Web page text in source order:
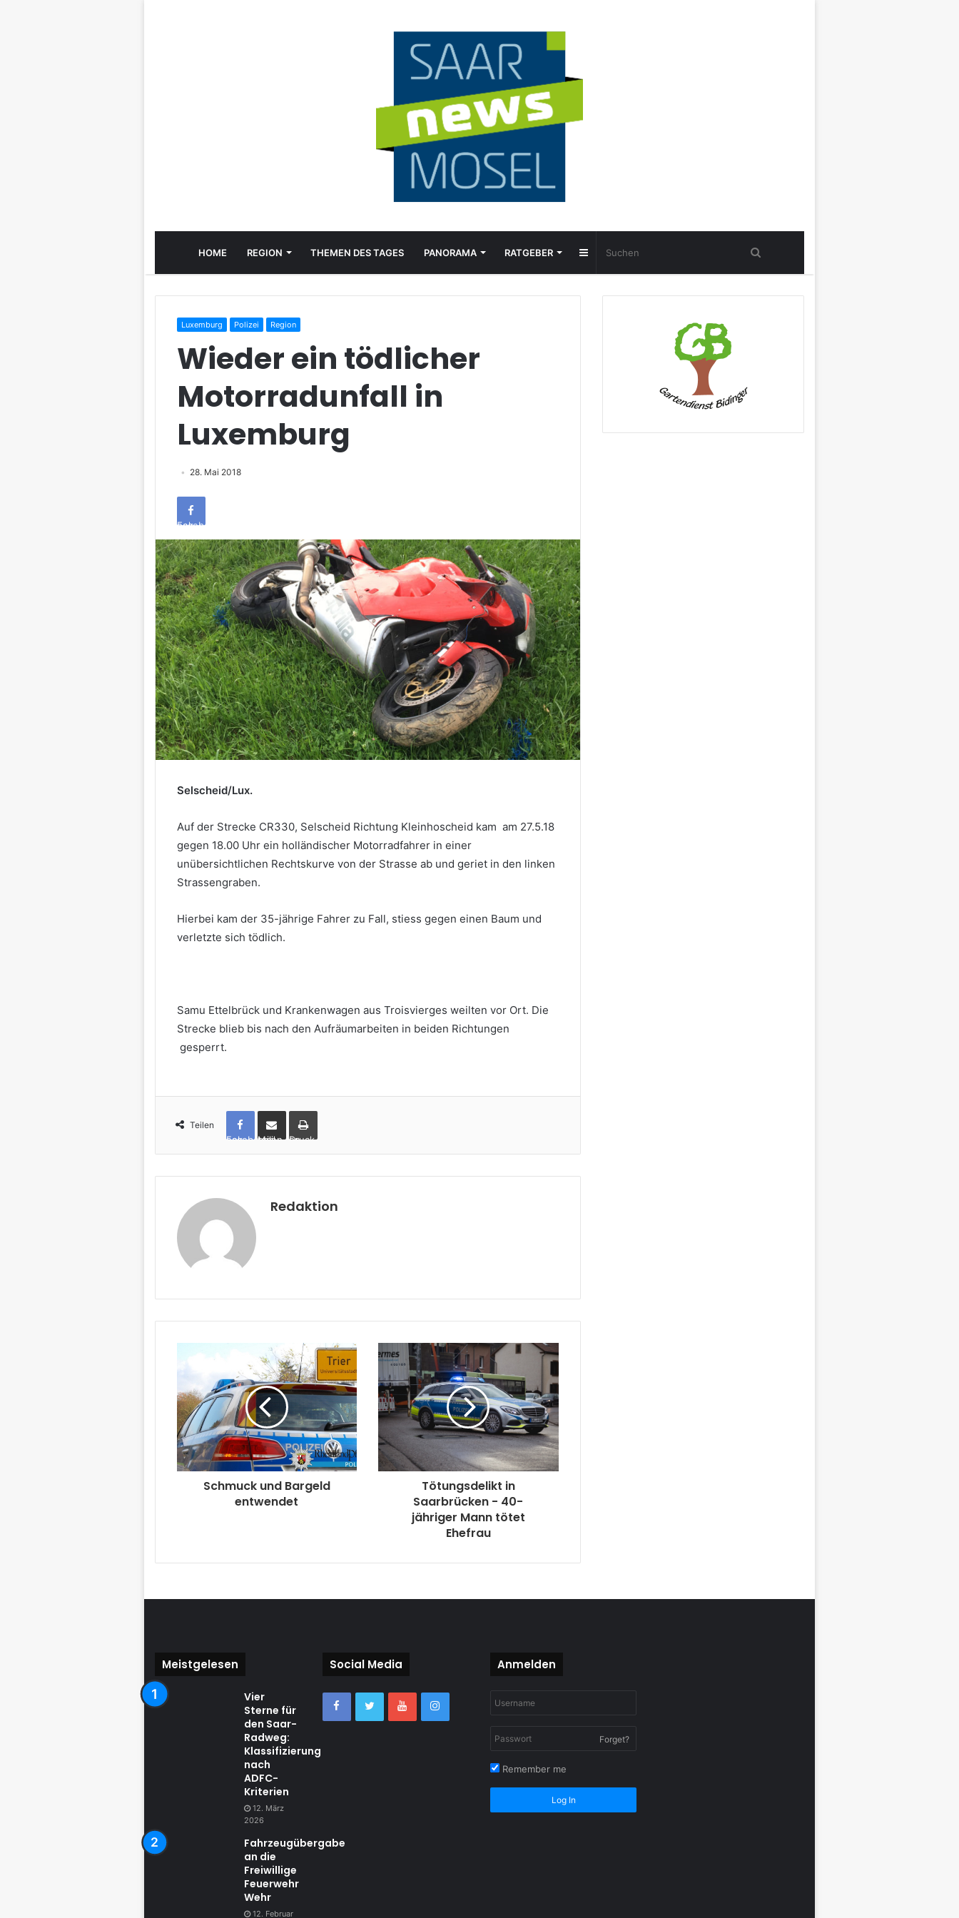
HOME REGION THEMEN DES TAGES PANORAMA RATGEBER Sidebar
Luxemburg Polizei Region
Wieder ein tödlicher
Motorradunfall in
Luxemburg
28. Mai 2018
Facebook
Selscheid/Lux.
Auf der Strecke CR330, Selscheid Richtung Kleinhoscheid kam am 27.5.18
gegen 18.00 Uhr ein holländischer Motorradfahrer in einer
unübersichtlichen Rechtskurve von der Strasse ab und geriet in den linken
Strassengraben.
Hierbei kam der 35-jährige Fahrer zu Fall, stiess gegen einen Baum und
verletzte sich tödlich.
Samu Ettelbrück und Krankenwagen aus Troisvierges weilten vor Ort. Die
Strecke blieb bis nach den Aufräumarbeiten in beiden Richtungen
gesperrt.
Teilen
Facebook per Mail teilen Drucken
Redaktion
Schmuck und Bargeld
entwendet
Tötungsdelikt in
Saarbrücken - 40-
jähriger Mann tötet
Ehefrau
Meistgelesen
Vier
Sterne für
den Saar-
Radweg:
Klassifizierung
nach
ADFC-
Kriterien
12. März
2026
Fahrzeugübergabe
an die
Freiwillige
Feuerwehr
Wehr
12. Februar
Social Media Anmelden
Forget?
Remember me
Log In